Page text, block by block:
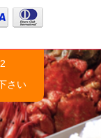
さい